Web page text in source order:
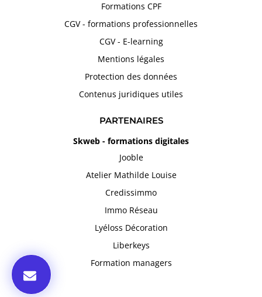
Formations CPF
CGV - formations professionnelles
CGV - E-learning
Mentions légales
Protection des données
Contenus juridiques utiles
PARTENAIRES
Skweb - formations digitales
Jooble
Atelier Mathilde Louise
Credissimmo
Immo Réseau
Lyéloss Décoration
Liberkeys
Formation managers